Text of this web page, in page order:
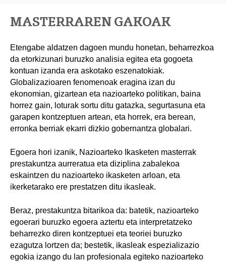
MASTERRAREN GAKOAK
Etengabe aldatzen dagoen mundu honetan, beharrezkoa
da etorkizunari buruzko analisia egitea eta gogoeta
kontuan izanda era askotako eszenatokiak.
Globalizazioaren fenomenoak eragina izan du
ekonomian, gizartean eta nazioarteko politikan, baina
horrez gain, loturak sortu ditu gatazka, segurtasuna eta
garapen kontzeptuen artean, eta horrek, era berean,
erronka berriak ekarri dizkio gobernantza globalari.
Egoera hori izanik, Nazioarteko Ikasketen masterrak
prestakuntza aurreratua eta diziplina zabalekoa
eskaintzen du nazioarteko ikasketen arloan, eta
ikerketarako ere prestatzen ditu ikasleak.
Beraz, prestakuntza bitarikoa da: batetik, nazioarteko
egoerari buruzko egoera aztertu eta interpretatzeko
beharrezko diren kontzeptuei eta teoriei buruzko
ezagutza lortzen da; bestetik, ikasleak espezializazio
egokia izango du lan profesionala egiteko nazioarteko